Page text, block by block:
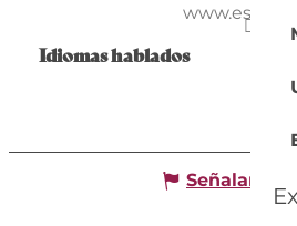
Idiomas hablados
Idiomas hablados
Señalar un